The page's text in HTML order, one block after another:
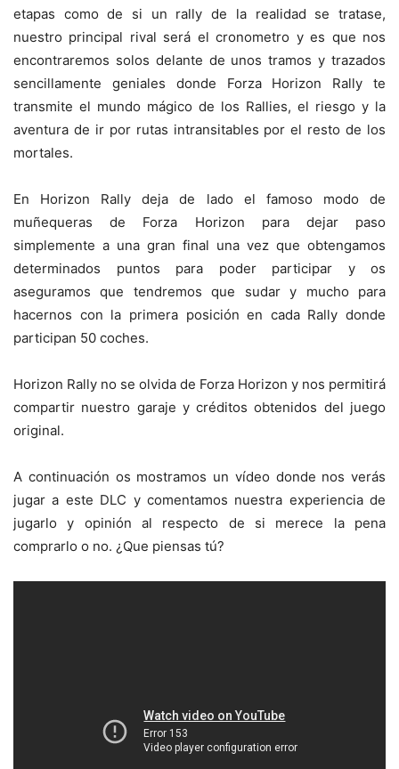
etapas como de si un rally de la realidad se tratase,
nuestro principal rival será el cronometro y es que nos
encontraremos solos delante de unos tramos y trazados
sencillamente geniales donde Forza Horizon Rally te
transmite el mundo mágico de los Rallies, el riesgo y la
aventura de ir por rutas intransitables por el resto de los
mortales.
En Horizon Rally deja de lado el famoso modo de
muñequeras de Forza Horizon para dejar paso
simplemente a una gran final una vez que obtengamos
determinados puntos para poder participar y os
aseguramos que tendremos que sudar y mucho para
hacernos con la primera posición en cada Rally donde
participan 50 coches.
Horizon Rally no se olvida de Forza Horizon y nos permitirá
compartir nuestro garaje y créditos obtenidos del juego
original.
A continuación os mostramos un vídeo donde nos verás
jugar a este DLC y comentamos nuestra experiencia de
jugarlo y opinión al respecto de si merece la pena
comprarlo o no. ¿Que piensas tú?